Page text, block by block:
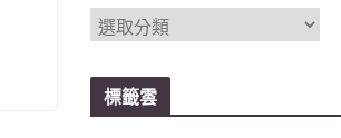
分
類
標籤雲